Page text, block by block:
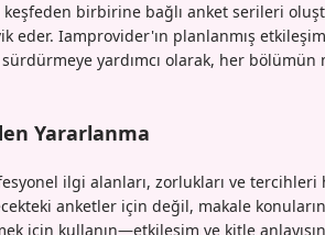
birbirine bağlı anket serileri
eder. Iamprovider'ın planlanmış
yardımcı olarak, her bölümün
Yararlanma
ilgi alanları, zorlukları ve tercihleri
anketler için değil, makale
için kullanın—etkileşim ve kitle